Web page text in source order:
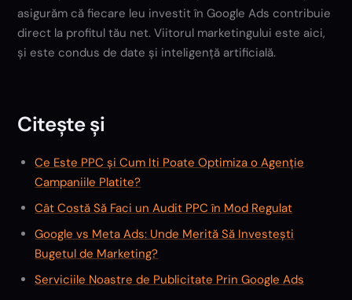
asigurăm că fiecare leu investit în Google Ads contribuie
direct la profitul tău net. Viitorul marketingului este aici,
și este condus de date și inteligență artificială.
Citește și
Ce Este PPC și Cum Iti Poate Optimiza o Agenție
Campaniile Platite?
Cât Costă Să Faci un Audit PPC în Mod Regulat
Google vs Meta Ads: Unde Merită Să Investești
Bugetul de Marketing?
Serviciile Noastre de Publicitate Prin Google Ads